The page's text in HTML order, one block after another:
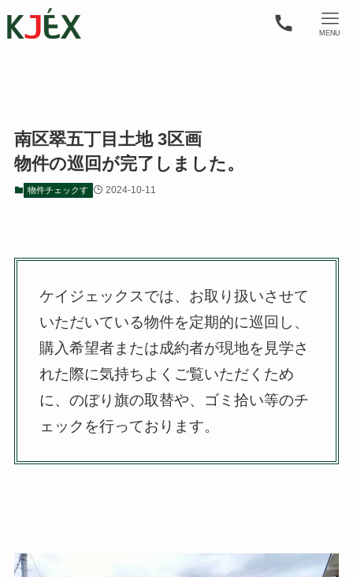
MENU
南区翠五丁目土地 3区画
物件の巡回が完了しました。
物件チェックす 2024-10-11
ケイジェックスでは、お取り扱いさせて
いただいている物件を定期的に巡回し、
購入希望者または成約者が現地を見学さ
れた際に気持ちよくご覧いただくため
に、のぼり旗の取替や、ゴミ拾い等のチ
ェックを行っております。